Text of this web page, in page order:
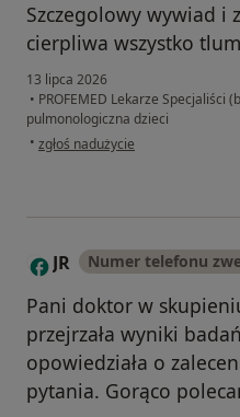
Szczegolowy wywiad i
cierpliwa wszystko
13 lipca 2026
• PROFEMED Lekarze Specjaliści
pulmonologiczna dzieci
• w opinii użytkownika Asia
zgłoś nadużycie
J JR Numer telefonu
Pani doktor w
przejrzała wyniki
opowiedziała o
pytania. Gorąco